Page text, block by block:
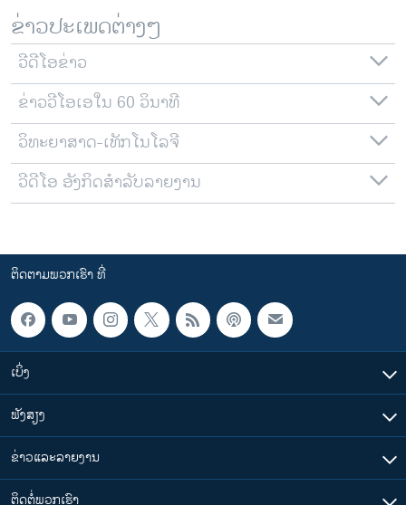
ຂ່າວປະເພດຕ່າງໆ
ວີດີໂອຂ່າວ
ຂ່າວວີໂອເອໃນ 60 ວິນາທີ
ວິທະຍາສາດ-ເທັກໂນໂລຈີ
ວີດີໂອ ອັງກິດສຳລັບລາຍງານ
ຕິດຕາມພວກເຮົາ ທີ່
ເບິ່ງ
ຟັງສຽງ
ຂ່າວແລະລາຍງານ
ຕິດຕໍ່ພວກເຮົາ